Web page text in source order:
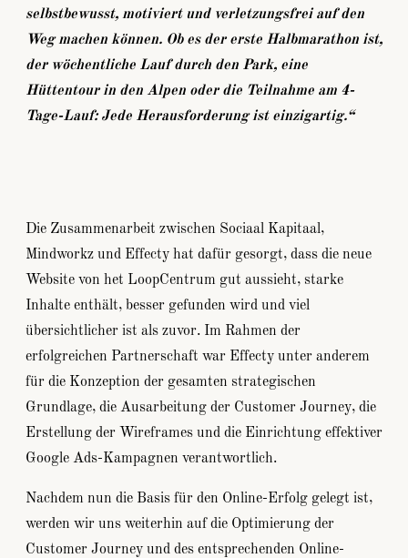
selbstbewusst, motiviert und verletzungsfrei auf den
Weg machen können. Ob es der erste Halbmarathon ist,
der wöchentliche Lauf durch den Park, eine
Hüttentour in den Alpen oder die Teilnahme am 4-
Tage-Lauf: Jede Herausforderung ist einzigartig.“
Die Zusammenarbeit zwischen Sociaal Kapitaal,
Mindworkz und Effecty hat dafür gesorgt, dass die neue
Website von het LoopCentrum gut aussieht, starke
Inhalte enthält, besser gefunden wird und viel
übersichtlicher ist als zuvor. Im Rahmen der
erfolgreichen Partnerschaft war Effecty unter anderem
für die Konzeption der gesamten strategischen
Grundlage, die Ausarbeitung der Customer Journey, die
Erstellung der Wireframes und die Einrichtung effektiver
Google Ads-Kampagnen verantwortlich.
Nachdem nun die Basis für den Online-Erfolg gelegt ist,
werden wir uns weiterhin auf die Optimierung der
Customer Journey und des entsprechenden Online-